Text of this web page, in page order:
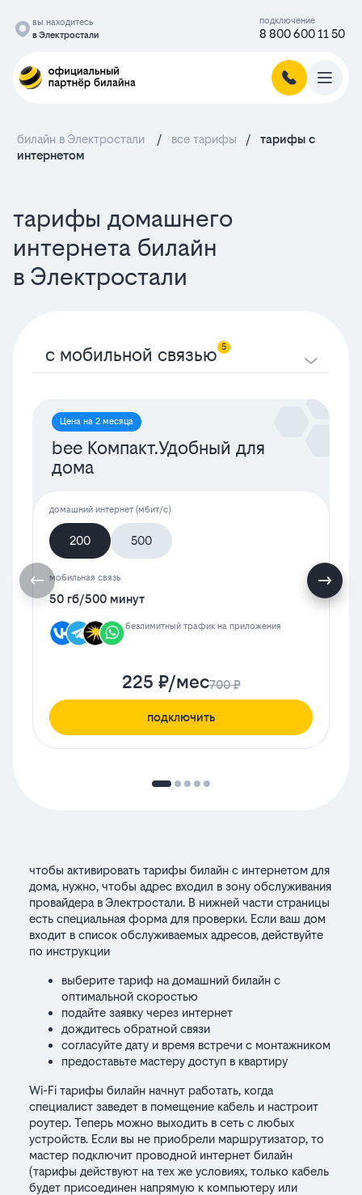
вы находитесь
в Электростали
подключение
8 800 600 11 50
билайн в Электростали / все тарифы /
тарифы c
интернетом
тарифы домашнего
интернета билайн
в Электростали
с мобильной связью 5
Цена на 2 месяца
bee Компакт.Удобный для
дома
домашний интернет (мбит/с)
200 500
мобильная связь
50 гб/500 минут
безлимитный трафик на приложения
225 ₽/мес700 ₽
подключить
чтобы активировать тарифы билайн с интернетом для
дома, нужно, чтобы адрес входил в зону обслуживания
провайдера в Электростали. В нижней части страницы
есть специальная форма для проверки. Если ваш дом
входит в список обслуживаемых адресов, действуйте
по инструкции
выберите тариф на домашний билайн с
оптимальной скоростью
подайте заявку через интернет
дождитесь обратной связи
согласуйте дату и время встречи с монтажником
предоставьте мастеру доступ в квартиру
Wi-Fi тарифы билайн начнут работать, когда
специалист заведет в помещение кабель и настроит
роутер. Теперь можно выходить в сеть с любых
устройств. Если вы не приобрели маршрутизатор, то
мастер подключит проводной интернет билайн
(тарифы действуют на тех же условиях, только кабель
будет присоединен напрямую к компьютеру или